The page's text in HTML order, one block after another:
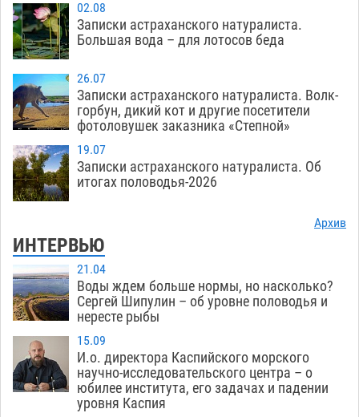
02.08
Записки астраханского натуралиста.
Большая вода – для лотосов беда
26.07
Записки астраханского натуралиста. Волк-
горбун, дикий кот и другие посетители
фотоловушек заказника «Степной»
19.07
Записки астраханского натуралиста. Об
итогах половодья-2026
Архив
ИНТЕРВЬЮ
21.04
Воды ждем больше нормы, но насколько?
Сергей Шипулин – об уровне половодья и
нересте рыбы
15.09
И.о. директора Каспийского морского
научно-исследовательского центра – о
юбилее института, его задачах и падении
уровня Каспия